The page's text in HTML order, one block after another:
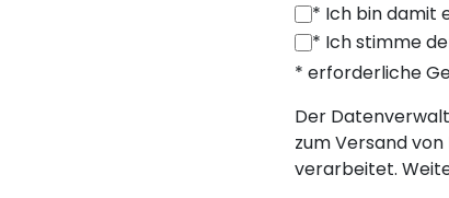
* Ich bin damit einverstanden, von SONEL S.A.
* Ich stimme der Verarbeitung meiner
* erforderliche
Der
zum Versand
verarbeitet.